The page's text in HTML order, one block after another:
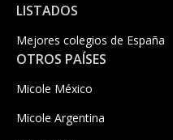
LISTADOS
Mejores colegios de España
OTROS PAÍSES
Micole México
Micole Argentina